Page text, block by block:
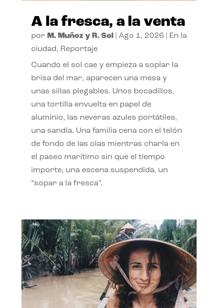
A la fresca, a la venta
por M. Muñoz y R. Sol| Ago 1, 2026
En la
ciudad, Reportaje
Cuando el sol cae y empieza a soplar la
brisa del mar, aparecen una mesa y
unas sillas plegables. Unos bocadillos,
una tortilla envuelta en papel de
aluminio, las neveras azules portátiles,
una sandía. Una familia cena con el telón
de fondo de las olas mientras charla en
el paseo marítimo sin que el tiempo
importe, una escena suspendida, un
“sopar a la fresca”.